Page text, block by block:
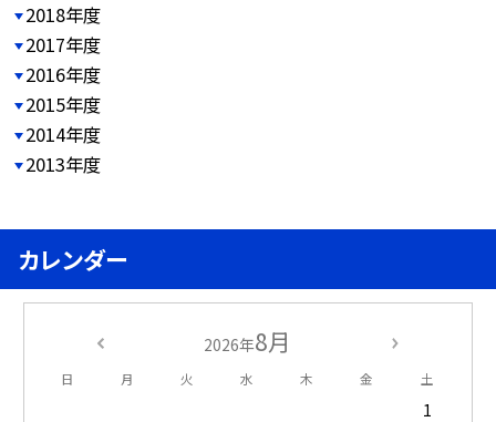
2018年度
2017年度
2016年度
2015年度
2014年度
2013年度
カレンダー
2026年8月
日 月 火 水 木 金 土
1